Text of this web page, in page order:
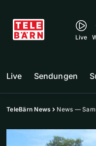
Live
Live Sendungen
TeleBärn News News —